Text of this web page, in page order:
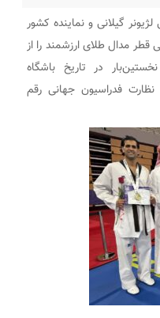
لژیونر گیلانی و نماینده کشور
مدال طلای ارزشمند را از
در تاریخ باشگاه
فدراسیون جهانی رقم